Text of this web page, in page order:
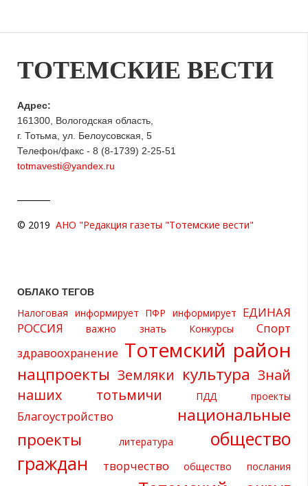
ТОТЕМСКИЕ ВЕСТИ
Адрес:
161300, Вологодская область,
г. Тотьма, ул. Белоусовская, 5
Телефон/факс - 8 (8-1739) 2-25-51
totmavesti@yandex.ru
© 2019 АНО "Редакция газеты "Тотемские вести"
ОБЛАКО ТЕГОВ
Налоговая информирует ПФР информирует ЕДИНАЯ
РОССИЯ
важно знать Конкурсы
Спорт
здравоохранение Тотемский район
нацпроекты Земляки культура Знай
наших
тотьмичи ПДД проекты
Благоустройство
национальные
проекты
литература
общество
граждан
творчество общество
послания